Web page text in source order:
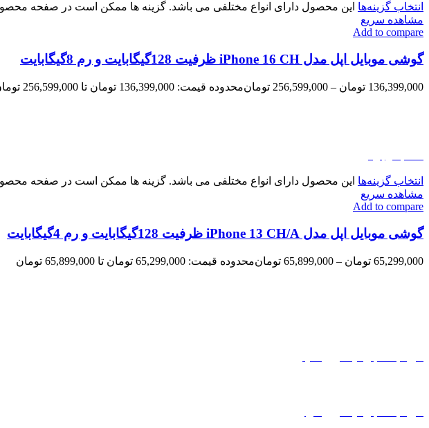
انتخاب گزینه‌ها این محصول دارای انواع مختلفی می باشد. گزینه ها ممکن است در صفحه
مشاهده سریع
Add to compare
گوشی موبایل اپل مدل iPhone 16 CH ظرفیت 128گیگابایت و رم 8گیگابایت
136,399,000 تومان –
256,599,000 تومانمحدوده قیمت: 136,399,000 تومان تا 256,599,000 تومان
انتخاب گزینه‌ها این محصول دارای انواع مختلفی می باشد. گزینه ها ممکن است در صفحه
مشاهده سریع
Add to compare
گوشی موبایل اپل مدل iPhone 13 CH/A ظرفیت 128گیگابایت و رم 4گیگابایت
65,299,000 تومان –
65,899,000 تومانمحدوده قیمت: 65,299,000 تومان تا 65,899,000 تومان